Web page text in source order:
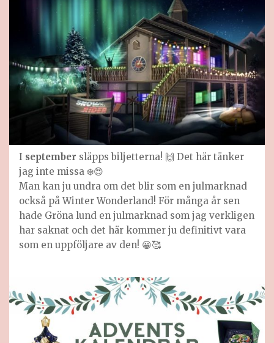
I september släpps biljetterna! 🙌 Det här tänker
jag inte missa ❄️😍
Man kan ju undra om det blir som en julmarknad
också på Winter Wonderland! För många år sen
hade Gröna lund en julmarknad som jag verkligen
har saknat och det här kommer ju definitivt vara
som en uppföljare av den! 😀🥰